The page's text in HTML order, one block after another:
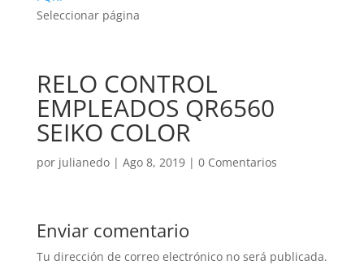
Seleccionar página
RELO CONTROL
EMPLEADOS QR6560
SEIKO COLOR
por julianedo| Ago 8, 2019| 0 Comentarios
Enviar comentario
Tu dirección de correo electrónico no será publicada.